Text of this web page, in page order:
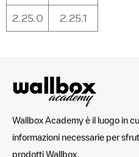
2.25.0 2.25.1
Wallbox Academy è il luogo in
informazioni necessarie per
prodotti Wallbox.